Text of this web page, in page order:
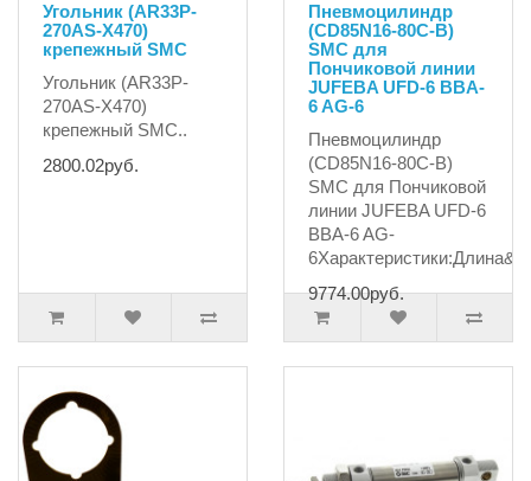
Угольник (AR33P-
270AS-X470)
крепежный SMC
Угольник (AR33P-
270AS-X470)
крепежный SMC..
2800.02руб.
Пневмоцилиндр
(CD85N16-80C-B)
SMC для
Пончиковой линии
JUFEBA UFD-6 BBA-
6 AG-6
Пневмоцилиндр
(CD85N16-80C-B)
SMC для Пончиковой
линии JUFEBA UFD-6
BBA-6 AG-
9774.00руб.